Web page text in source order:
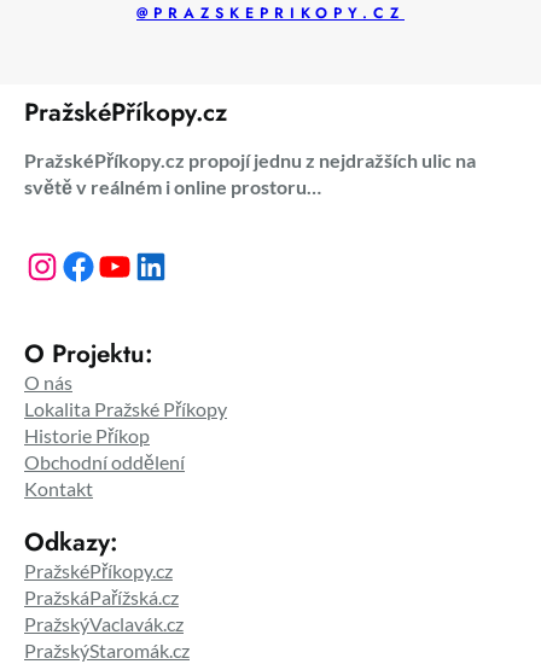
@PRAZSKEPRIKOPY.CZ
PražskéPříkopy.cz
PražskéPříkopy.cz propojí jednu z nejdražších ulic na
světě v reálném i online prostoru…
Instagram Facebook YouTube LinkedIn
O Projektu:
O nás
Lokalita Pražské Příkopy
Historie Příkop
Obchodní oddělení
Kontakt
Odkazy:
PražskéPříkopy.cz
PražskáPařížská.cz
PražskýVaclavák.cz
PražskýStaromák.cz